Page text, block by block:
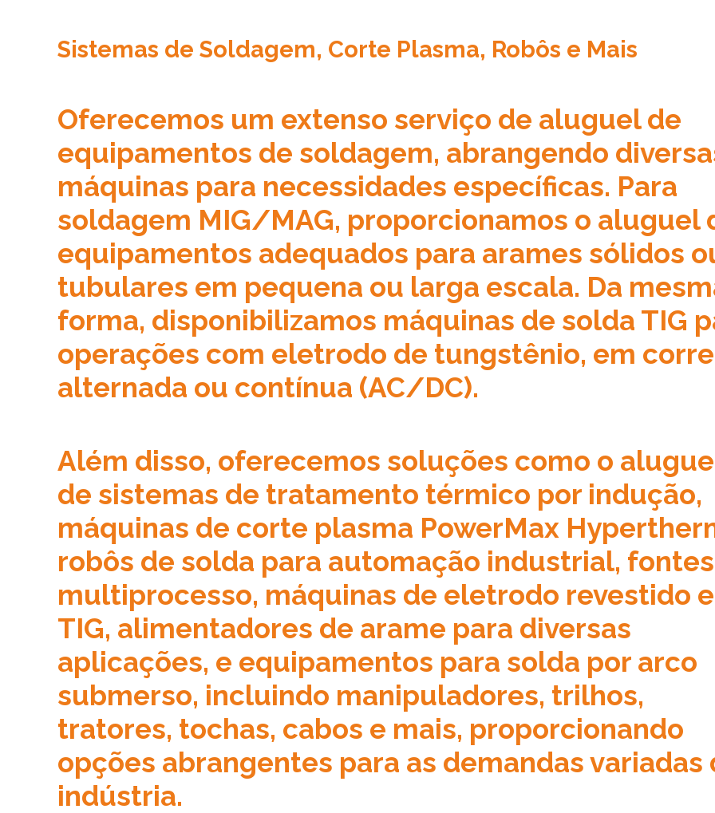
Sistemas de Soldagem, Corte Plasma, Robôs e Mais
Oferecemos um extenso serviço de aluguel de
equipamentos de soldagem, abrangendo
máquinas para necessidades específicas. Para
soldagem MIG/MAG, proporcionamos o aluguel
equipamentos adequados para arames sólidos
tubulares em pequena ou larga escala. Da
forma, disponibilizamos máquinas de solda TIG
operações com eletrodo de tungstênio, em
alternada ou contínua (AC/DC).
Além disso, oferecemos soluções como o
de sistemas de tratamento térmico por indução,
máquinas de corte plasma PowerMax
robôs de solda para automação industrial, fontes
multiprocesso, máquinas de eletrodo revestido e
TIG, alimentadores de arame para diversas
aplicações, e equipamentos para solda por arco
submerso, incluindo manipuladores, trilhos,
tratores, tochas, cabos e mais, proporcionando
opções abrangentes para as demandas variadas
indústria.